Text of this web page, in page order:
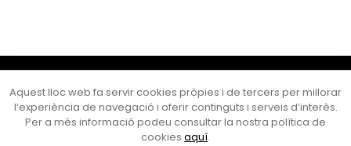
Cultura Mataró
Ajuntament de Mataró
C. de Sant Josep, 9 (Mataró, 08302)
Horari d'obertura: dilluns, dimecres i divendres de 10 a 13 h.
Aquest lloc web fa servir cookies pròpies i de tercers per millorar
l’experiència de navegació i oferir continguts i serveis d’interès.
Per a més informació podeu consultar la nostra política de
cookies aquí.